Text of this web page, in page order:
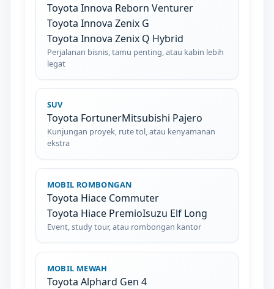
Toyota Innova Reborn Venturer
Toyota Innova Zenix G
Toyota Innova Zenix Q Hybrid
Perjalanan bisnis, tamu penting, atau kabin lebih
legat
SUV
Toyota FortunerMitsubishi Pajero
Kunjungan proyek, rute tol, atau kenyamanan
ekstra
MOBIL ROMBONGAN
Toyota Hiace Commuter
Toyota Hiace PremioIsuzu Elf Long
Event, study tour, atau rombongan kantor
MOBIL MEWAH
Toyota Alphard Gen 4